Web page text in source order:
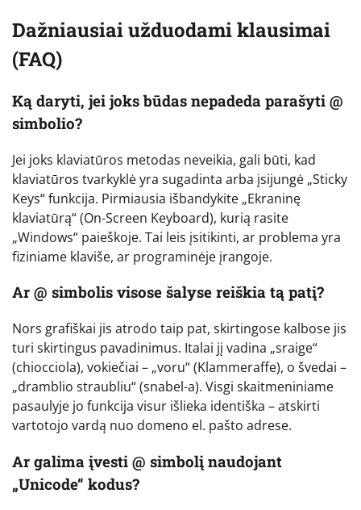
Dažniausiai užduodami klausimai
(FAQ)
Ką daryti, jei joks būdas nepadeda parašyti @
simbolio?
Jei joks klaviatūros metodas neveikia, gali būti, kad
klaviatūros tvarkyklė yra sugadinta arba įsijungė „Sticky
Keys“ funkcija. Pirmiausia išbandykite „Ekraninę
klaviatūrą“ (On-Screen Keyboard), kurią rasite
„Windows“ paieškoje. Tai leis įsitikinti, ar problema yra
fiziniame klaviše, ar programinėje įrangoje.
Ar @ simbolis visose šalyse reiškia tą patį?
Nors grafiškai jis atrodo taip pat, skirtingose kalbose jis
turi skirtingus pavadinimus. Italai jį vadina „sraige“
(chiocciola), vokiečiai – „voru“ (Klammeraffe), o švedai –
„dramblio straubliu“ (snabel-a). Visgi skaitmeniniame
pasaulyje jo funkcija visur išlieka identiška – atskirti
vartotojo vardą nuo domeno el. pašto adrese.
Ar galima įvesti @ simbolį naudojant
„Unicode“ kodus?